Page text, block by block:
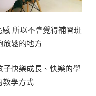
所以不會覺得補習班
放鬆的地方
子快樂成長、快樂的學
教學方式